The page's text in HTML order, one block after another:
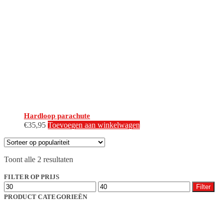
Hardloop parachute
€35,95 Toevoegen aan winkelwagen
Toont alle 2 resultaten
FILTER OP PRIJS
Min.
prijs
Max.
prijs
Filter
PRODUCT CATEGORIEËN